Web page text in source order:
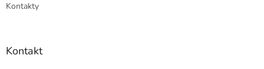
Kontakty
Kontakt